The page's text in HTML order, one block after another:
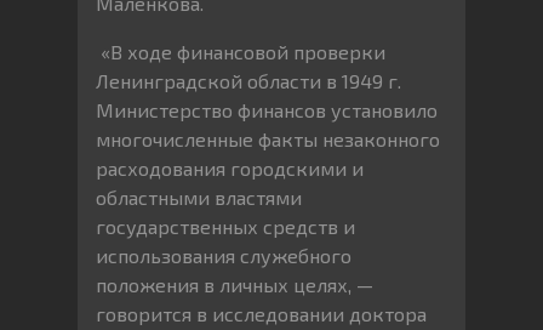
«В ходе финансовой проверки
Ленинградской области в 1949 г.
Министерство финансов установило
многочисленные факты незаконного
расходования городскими и
областными властями
государственных средств и
использования служебного
положения в личных целях, —
говорится в исследовании доктора